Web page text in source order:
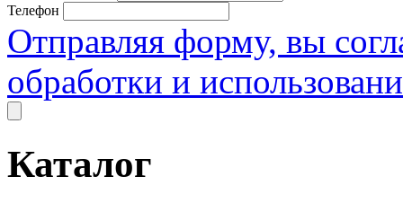
Телефон
Отправляя форму, вы
обработки и
Каталог